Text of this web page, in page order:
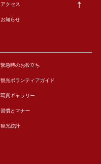
アクセス
お知らせ
緊急時のお役立ち
観光ボランティアガイド
写真ギャラリー
習慣とマナー
観光統計